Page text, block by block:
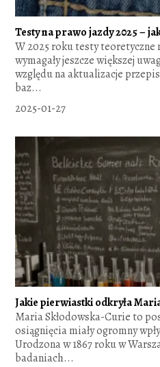
Testy na prawo jazdy 2025 –
W 2025 roku testy teoretyczne
wymagały jeszcze większej
względu na aktualizacje
baz...
2025-01-27
Jakie pierwiastki odkryła
Maria Skłodowska-Curie to
osiągnięcia miały ogromny
Urodzona w 1867 roku w
badaniach...